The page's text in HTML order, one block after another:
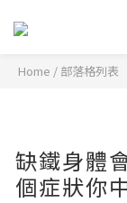
Home / 部落格列表
缺鐵身體
個症狀你